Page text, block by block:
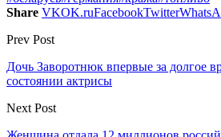
Share VKOK.ruFacebookTwitter
Prev Post
Дочь Заворотнюк впервые за долгое
состоянии актрисы
Next Post